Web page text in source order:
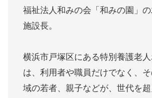
福祉法人和みの会「和みの園」
施設長。
横浜市戸塚区にある特別養護老
は、利用者や職員だけでなく、
域の若者、親子などが、世代を超